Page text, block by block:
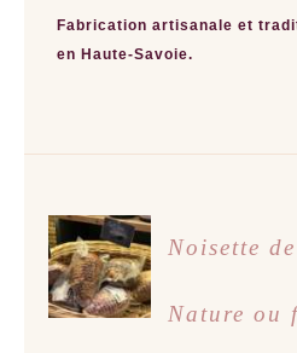
Fabrication artisanale et
en Haute-Savoie.
CHOIX
DES
OPTIONS
CE
PRODUIT
A
/
DÉTAILS
Noisette
Nature ou